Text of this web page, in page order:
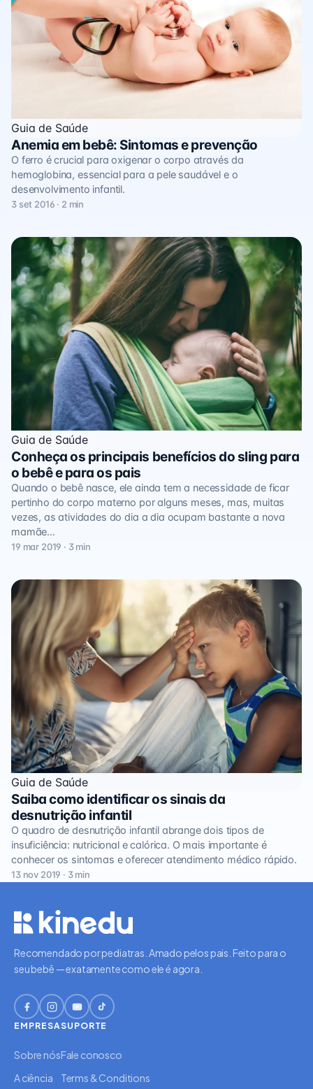
Guia de Saúde
Anemia em bebê: Sintomas e prevenção
O ferro é crucial para oxigenar o corpo através da
hemoglobina, essencial para a pele saudável e o
desenvolvimento infantil.
3 set 2016 · 2 min
Guia de Saúde
Conheça os principais benefícios do sling para
o bebê e para os pais
Quando o bebê nasce, ele ainda tem a necessidade de ficar
pertinho do corpo materno por alguns meses, mas, muitas
vezes, as atividades do dia a dia ocupam bastante a nova
mamãe…
19 mar 2019 · 3 min
Guia de Saúde
Saiba como identificar os sinais da
desnutrição infantil
O quadro de desnutrição infantil abrange dois tipos de
insuficiência: nutricional e calórica. O mais importante é
conhecer os sintomas e oferecer atendimento médico rápido.
13 nov 2019 · 3 min
Recomendado por pediatras. Amado pelos pais. Feito para o
seu bebê — exatamente como ele é agora.
EMPRESA
Sobre nós
A ciência
SUPORTE
Fale conosco
Terms & Conditions